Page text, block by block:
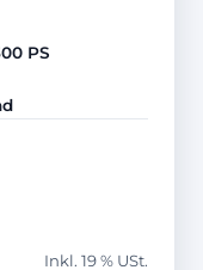
PS
Inkl. 19 % USt.